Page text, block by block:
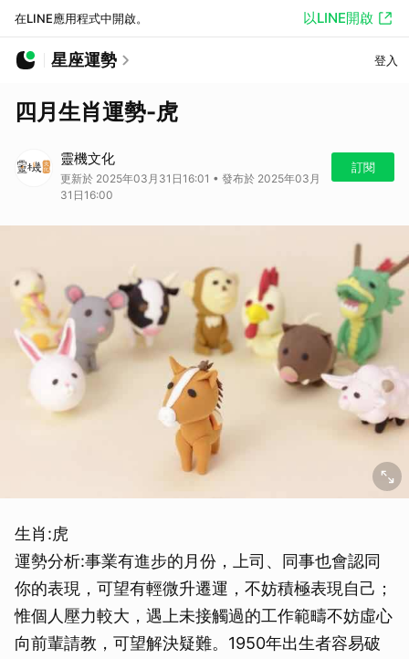
在LINE應用程式中開啟。 以LINE開啟
星座運勢 登入
四月生肖運勢-虎
靈機文化
更新於 2025年03月31日16:01 • 發布於 2025年03月
31日16:00
訂閱
生肖:虎
運勢分析:事業有進步的月份，上司、同事也會認同
你的表現，可望有輕微升遷運，不妨積極表現自己；
惟個人壓力較大，遇上未接觸過的工作範疇不妨虛心
向前輩請教，可望解決疑難。1950年出生者容易破